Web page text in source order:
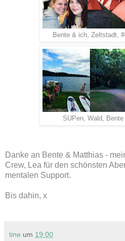
Bente & ich, Zeltstadt,
SUPen, Wald,
Danke an Bente & Matthias -
Crew, Lea für den schönsten
mentalen Support.
Bis dahin, x
tine um 19:00